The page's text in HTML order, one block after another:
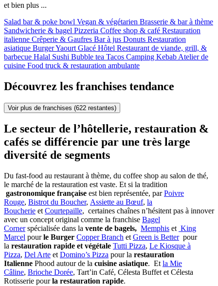
et bien plus ...
Salad bar & poke bowl Vegan & végétarien Brasserie & bar à thème
Sandwicherie & bagel Pizzeria Coffee shop & café Restauration
italienne Crêperie & Gaufres Bar à jus Donuts Restauration
asiatique BurgerYaourt Glacé Hôtel Restaurant de viande, grill, &
barbecue Halal Sushi Bubble tea Tacos Camping Kebab Atelier de
cuisine Food truck & restauration ambulante
Découvrez les franchises tendance
Voir plus de franchises (622 restantes)
Le secteur de l’hôtellerie, restauration &
cafés se différencie par une très large
diversité de segments
Du fast-food au restaurant à thème, du coffee shop au salon de thé,
le marché de la restauration est vaste. Et si la tradition
gastronomique française est bien représentée, parPoivre
Rouge, Bistrot du Boucher, Assiette au Bœuf, la
Boucherie et Courtepaille, certaines chaînes n’hésitent pas à innover
avec un concept original comme la franchise Bagel
Cornerspécialisée dans la vente de bagels, Memphis et King
Marcel pourle Burger Copper Branch et Green is Betterpour
la restauration rapide et végétale Tutti Pizza, Le Kiosque à
Pizza, Del Arte et Domino’s Pizza pour la restauration
Italienne Phood autour de la cuisine asiatique. Et la Mie
Câline, Brioche Dorée, Tart’in Café, Célesta Buffet et Célesta
Rotisserie pourla restauration rapide.